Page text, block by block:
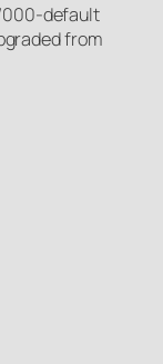
default
from